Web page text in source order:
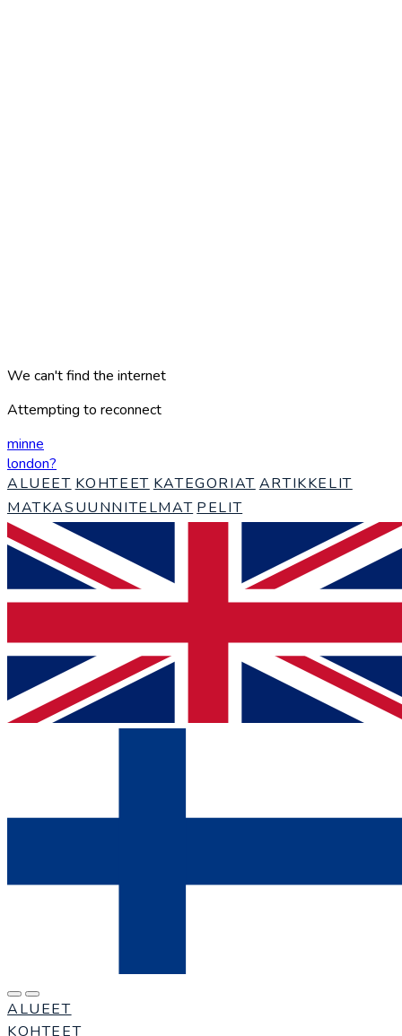
We can't find the internet
Attempting to reconnect
minne
london?
ALUEET KOHTEET KATEGORIAT ARTIKKELIT
MATKASUUNNITELMAT PELIT
ALUEET
KOHTEET